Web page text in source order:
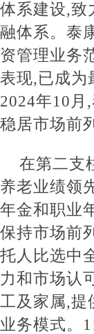
体系建设,致
融体系。泰
资管理业务
表现,已成为
2024年10月
稳居市场前
在第二支
养老业绩领
年金和职业
保持市场前
托人比选中
力和市场认
工及家属,提
业务模式。